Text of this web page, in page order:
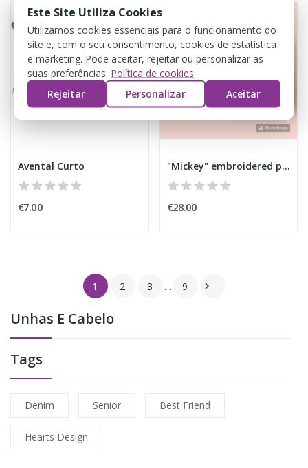
Unhas E Cabelo
Tags
Denim Senior Best Friend
Hearts Design
Avental Curto
€7.00
"Mickey" embroidered polar jacket
€28.00
1 2 3 … 9 
Este Site Utiliza Cookies
Utilizamos cookies essenciais para o funcionamento do
site e, com o seu consentimento, cookies de estatística
e marketing. Pode aceitar, rejeitar ou personalizar as
suas preferências. Política de cookies
Rejeitar
Personalizar Aceitar